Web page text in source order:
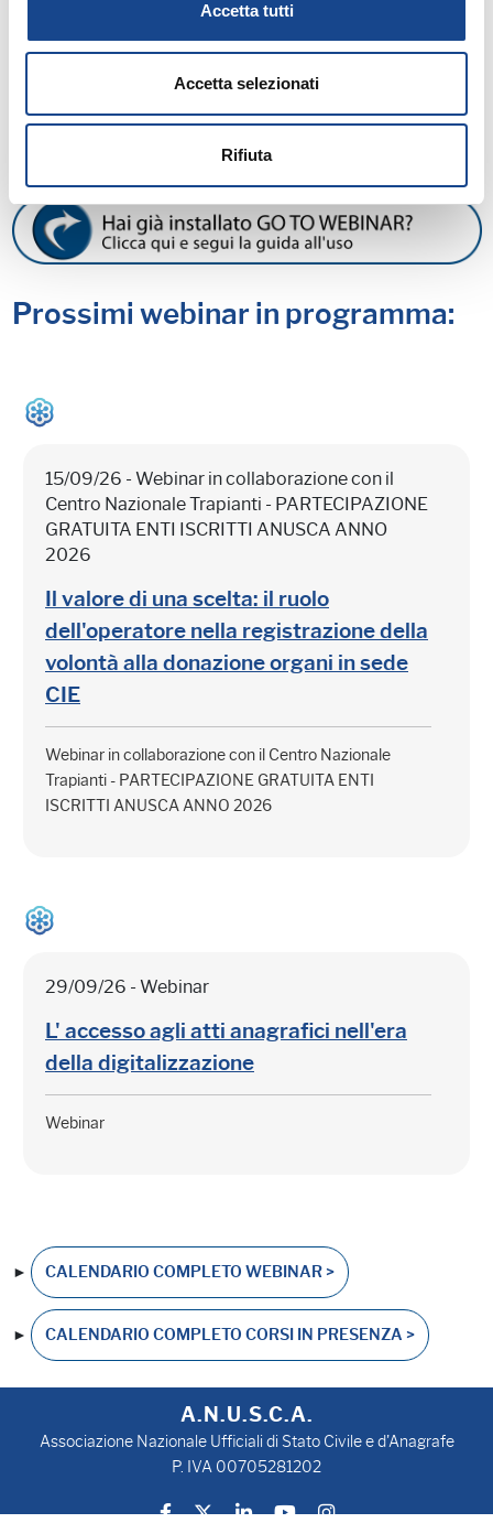
Accetta tutti
Accetta selezionati
Rifiuta
MATERIALE DIDATTICO
Prossimi webinar in programma:
15/09/26 - Webinar in collaborazione con il
Centro Nazionale Trapianti - PARTECIPAZIONE
GRATUITA ENTI ISCRITTI ANUSCA ANNO
2026
Il valore di una scelta: il ruolo
dell'operatore nella registrazione della
volontà alla donazione organi in sede
CIE
Webinar in collaborazione con il Centro Nazionale
Trapianti - PARTECIPAZIONE GRATUITA ENTI
ISCRITTI ANUSCA ANNO 2026
29/09/26 - Webinar
L' accesso agli atti anagrafici nell'era
della digitalizzazione
Webinar
► CALENDARIO COMPLETO WEBINAR >
► CALENDARIO COMPLETO CORSI IN PRESENZA >
A.N.U.S.C.A.
Associazione Nazionale Ufficiali di Stato Civile e d'Anagrafe
P. IVA 00705281202